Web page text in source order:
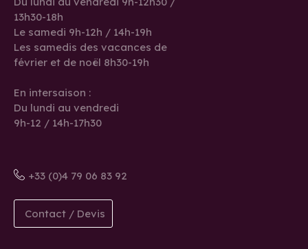
13h30-18h
Le samedi 9h-12h / 14h-19h
Les samedis des vacances de
février et de noël 8h30-19h
En intersaison :
Du lundi au vendredi
9h-12 / 14h-17h30
+33 (0)4 79 06 83 92
Contact / Devis